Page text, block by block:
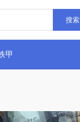
搜索
甲